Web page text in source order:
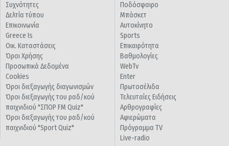
Συχνότητες
Δελτία τύπου
Επικοινωνία
Greece Is
Οικ. Καταστάσεις
Όροι Χρήσης
Προσωπικά Δεδομένα
Cookies
Όροι διεξαγωγής διαγωνισμών
Όροι διεξαγωγής του ραδ/κού
παιχνιδιού "ΣΠΟΡ FM Quiz"
Όροι διεξαγωγής του ραδ/κού
παιχνιδιού "Sport Quiz"
Ποδόσφαιρο
Μπάσκετ
Αυτοκίνητο
Sports
Επικαιρότητα
Βαθμολογίες
WebTv
Enter
Πρωτοσέλιδα
Τελευταίες Ειδήσεις
Αρθρογραφίες
Αφιερώματα
Πρόγραμμα TV
Live-radio